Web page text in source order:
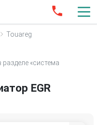
Touareg
«система
EGR